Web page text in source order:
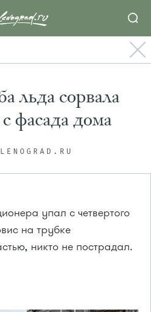
льда сорвала
фасада дома
упал с четвертого
на трубке
никто не пострадал.